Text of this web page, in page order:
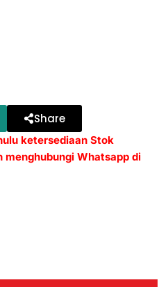
Share
ketersediaan Stok
menghubungi Whatsapp di